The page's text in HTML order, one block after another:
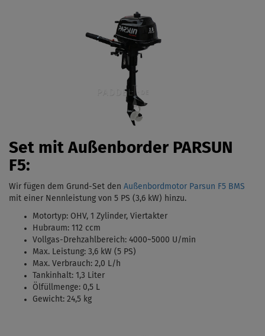
Set mit Außenborder PARSUN
F5:
Wir fügen dem Grund-Set den Außenbordmotor Parsun F5 BMS
mit einer Nennleistung von 5 PS (3,6 kW) hinzu.
Motortyp: OHV, 1 Zylinder, Viertakter
Hubraum: 112 ccm
Vollgas-Drehzahlbereich: 4000~5000 U/min
Max. Leistung: 3,6 kW (5 PS)
Max. Verbrauch: 2,0 L/h
Tankinhalt: 1,3 Liter
Ölfüllmenge: 0,5 L
Gewicht: 24,5 kg